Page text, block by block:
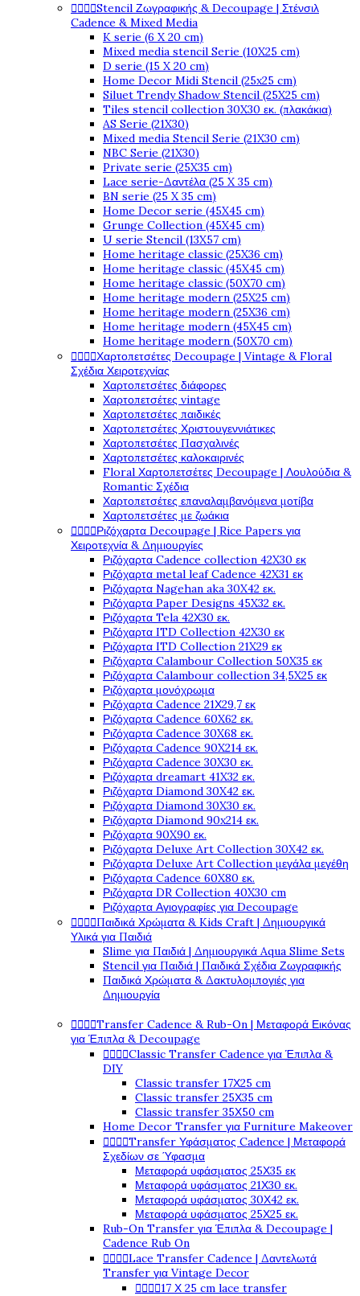
Stencil Ζωγραφικής & Decoupage | Στένσιλ
Cadence & Mixed Media
K serie (6 X 20 cm)
Mixed media stencil Serie (10X25 cm)
D serie (15 X 20 cm)
Home Decor Midi Stencil (25x25 cm)
Siluet Trendy Shadow Stencil (25X25 cm)
Tiles stencil collection 30X30 εκ. (πλακάκια)
AS Serie (21X30)
Mixed media Stencil Serie (21X30 cm)
NBC Serie (21X30)
Private serie (25X35 cm)
Lace serie-Δαντέλα (25 X 35 cm)
BN serie (25 X 35 cm)
Home Decor serie (45X45 cm)
Grunge Collection (45X45 cm)
U serie Stencil (13X57 cm)
Home heritage classic (25X36 cm)
Home heritage classic (45X45 cm)
Home heritage classic (50X70 cm)
Home heritage modern (25X25 cm)
Home heritage modern (25X36 cm)
Home heritage modern (45X45 cm)
Home heritage modern (50X70 cm)
Χαρτοπετσέτες Decoupage | Vintage & Floral
Σχέδια Χειροτεχνίας
Χαρτοπετσέτες διάφορες
Χαρτοπετσέτες vintage
Χαρτοπετσέτες παιδικές
Χαρτοπετσέτες Χριστουγεννιάτικες
Χαρτοπετσέτες Πασχαλινές
Χαρτοπετσέτες καλοκαιρινές
Floral Χαρτοπετσέτες Decoupage | Λουλούδια &
Romantic Σχέδια
Χαρτοπετσέτες επαναλαμβανόμενα μοτίβα
Χαρτοπετσέτες με ζωάκια
Ριζόχαρτα Decoupage | Rice Papers για
Χειροτεχνία & Δημιουργίες
Ριζόχαρτα Cadence collection 42X30 εκ
Ριζόχαρτα metal leaf Cadence 42X31 εκ
Ριζόχαρτα Nagehan aka 30X42 εκ.
Ριζόχαρτα Paper Designs 45X32 εκ.
Ριζόχαρτα Tela 42Χ30 εκ.
Ριζόχαρτα ITD Collection 42X30 εκ
Ριζόχαρτα ITD Collection 21X29 εκ
Ριζόχαρτα Calambour Collection 50X35 εκ
Ριζόχαρτα Calambour collection 34,5X25 εκ
Ριζόχαρτα μονόχρωμα
Ριζόχαρτα Cadence 21Χ29,7 εκ
Ριζόχαρτα Cadence 60X62 εκ.
Ριζόχαρτα Cadence 30X68 εκ.
Ριζόχαρτα Cadence 90X214 εκ.
Ριζόχαρτα Cadence 30X30 εκ.
Ριζόχαρτα dreamart 41X32 εκ.
Ριζόχαρτα Diamond 30X42 εκ.
Ριζόχαρτα Diamond 30X30 εκ.
Ριζόχαρτα Diamond 90x214 εκ.
Ριζόχαρτα 90X90 εκ.
Ριζόχαρτα Deluxe Art Collection 30X42 εκ.
Ριζόχαρτα Deluxe Art Collection μεγάλα μεγέθη
Ριζόχαρτα Cadence 60X80 εκ.
Ριζόχαρτα DR Collection 40X30 cm
Ριζόχαρτα Αγιογραφίες για Decoupage
Παιδικά Χρώματα & Kids Craft | Δημιουργικά
Υλικά για Παιδιά
Slime για Παιδιά | Δημιουργικά Aqua Slime Sets
Stencil για Παιδιά | Παιδικά Σχέδια Ζωγραφικής
Παιδικά Χρώματα & Δακτυλομπογιές για
Δημιουργία
Transfer Cadence & Rub-On | Μεταφορά Εικόνας
για Έπιπλα & Decoupage
Classic Transfer Cadence για Έπιπλα &
DIY
Classic transfer 17Χ25 cm
Classic transfer 25Χ35 cm
Classic transfer 35Χ50 cm
Home Decor Transfer για Furniture Makeover
Transfer Υφάσματος Cadence | Μεταφορά
Σχεδίων σε Ύφασμα
Μεταφορά υφάσματος 25Χ35 εκ
Μεταφορά υφάσματος 21Χ30 εκ.
Μεταφορά υφάσματος 30Χ42 εκ.
Μεταφορά υφάσματος 25Χ25 εκ.
Rub-On Transfer για Έπιπλα & Decoupage |
Cadence Rub On
Lace Transfer Cadence | Δαντελωτά
Transfer για Vintage Decor
17 Χ 25 cm lace transfer